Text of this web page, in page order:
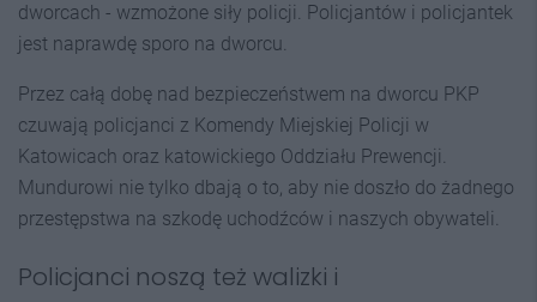
dworcach - wzmożone siły policji. Policjantów i policjantek
jest naprawdę sporo na dworcu.
Przez całą dobę nad bezpieczeństwem na dworcu PKP
czuwają policjanci z Komendy Miejskiej Policji w
Katowicach oraz katowickiego Oddziału Prewencji.
Mundurowi nie tylko dbają o to, aby nie doszło do żadnego
przestępstwa na szkodę uchodźców i naszych obywateli.
Policjanci noszą też walizki i